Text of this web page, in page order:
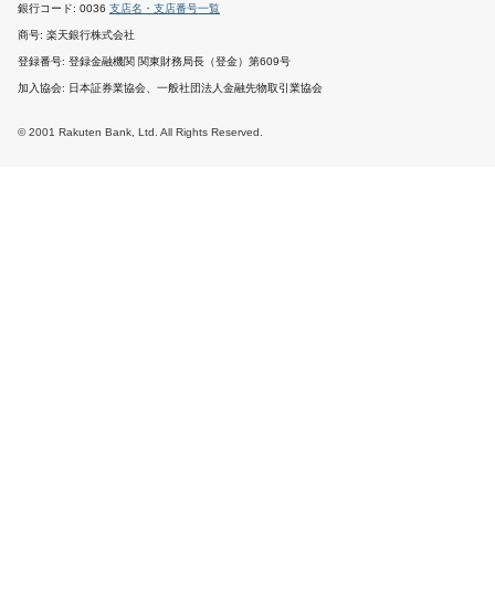
銀行コード 0036 支店名・支店番号一覧
商号 楽天銀行株式会社
登録番号 登録金融機関 関東財務局長（登金）第609号
加入協会 日本証券業協会、一般社団法人金融先物取引業協会
© 2001 Rakuten Bank, Ltd. All Rights Reserved.